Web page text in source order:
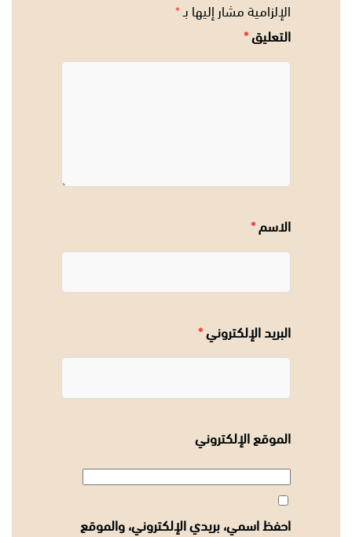
الإلزامية مشار إليها بـ*
التعليق*
الاسم*
البريد الإلكتروني*
الموقع الإلكتروني
احفظ اسمي، بريدي الإلكتروني، والموقع